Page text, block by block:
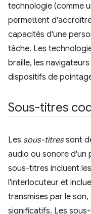
technologie (comme
permettent
capacités d'une
tâche. Les
braille, les
dispositifs de
Sous-titres
Les sous-titressont
audio ou sonore d'un
sous-titres incluent
l'interlocuteur et
transmises par le
significatifs. Les